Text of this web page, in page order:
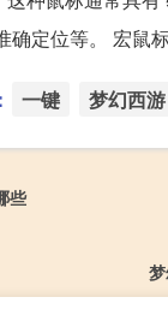
定位等。 宏鼠
一键 梦幻西游
些